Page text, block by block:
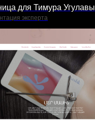
для Тимура Угулавы
эксперта